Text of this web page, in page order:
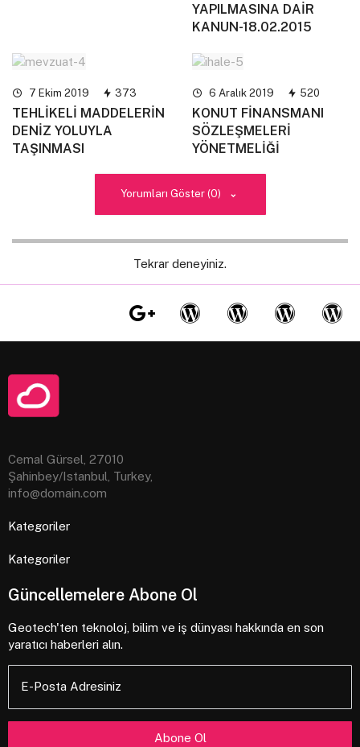
YAPILMASINA DAİR
KANUN-18.02.2015
7 Ekim 2019 373
TEHLİKELİ MADDELERİN
DENİZ YOLUYLA
TAŞINMASI
6 Aralık 2019 520
KONUT FİNANSMANI
SÖZLEŞMELERİ
YÖNETMELİĞİ
Yorumları Göster (0)
Tekrar deneyiniz.
Cemal Gürsel, 27010
Şahinbey/Istanbul, Turkey,
info@domain.com
Kategoriler
Kategoriler
Güncellemelere Abone Ol
Geotech'ten teknoloj, bilim ve iş dünyası hakkında en son
yaratıcı haberleri alın.
E-Posta Adresiniz